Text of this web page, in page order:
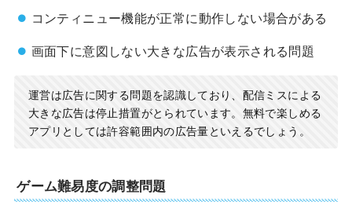
コンティニュー機能が正常に動作しない場合がある
画面下に意図しない大きな広告が表示される問題
運営は広告に関する問題を認識しており、配信ミスによる
大きな広告は停止措置がとられています。無料で楽しめる
アプリとしては許容範囲内の広告量といえるでしょう。
ゲーム難易度の調整問題